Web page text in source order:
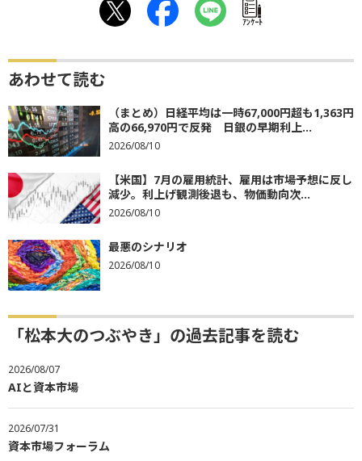
ｱﾝｹｰﾄ
あわせて読む
（まとめ）日経平均は一時67,000円超も1,363円
高の66,970円で反発 日銀の早期利上...
2026/08/10
【米国】7月の雇用統計、雇用は市場予想に反し
減少。利上げ観測後退も、物価動向次...
2026/08/10
最悪のシナリオ
2026/08/10
「松本大のつぶやき」の過去記事を読む
2026/08/07
AIと資本市場
2026/07/31
資本市場フォーラム